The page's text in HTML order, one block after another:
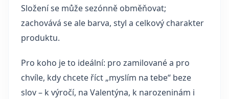
Složení se může sezónně obměňovat;
zachovává se ale barva, styl a celkový charakter
produktu.
Pro koho je to ideální: pro zamilované a pro
chvíle, kdy chcete říct „myslím na tebe“ beze
slov – k výročí, na Valentýna, k narozeninám i